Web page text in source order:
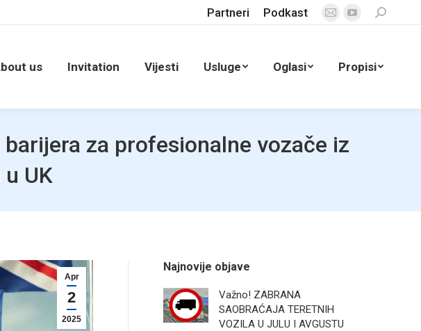
Partneri Podkast
Mail
window
YouTube
in
window
Search:
us Invitation Vijesti Usluge Oglasi Propisi
za profesionalne vozače iz
UK
Apr
2
2025
Najnovije objave
Važno! ZABRANA
SAOBRAĆAJA TERETNIH
VOZILA U JULU I AVGUSTU